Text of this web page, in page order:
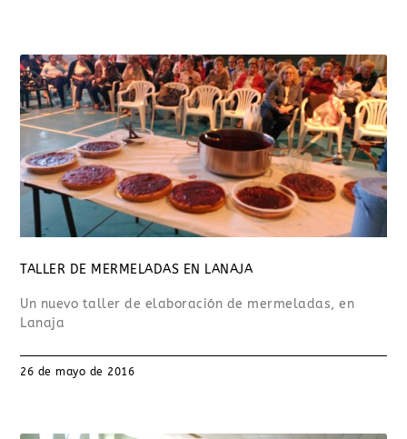
TALLER DE MERMELADAS EN LANAJA
Un nuevo taller de elaboración de mermeladas, en
Lanaja
26 de mayo de 2016